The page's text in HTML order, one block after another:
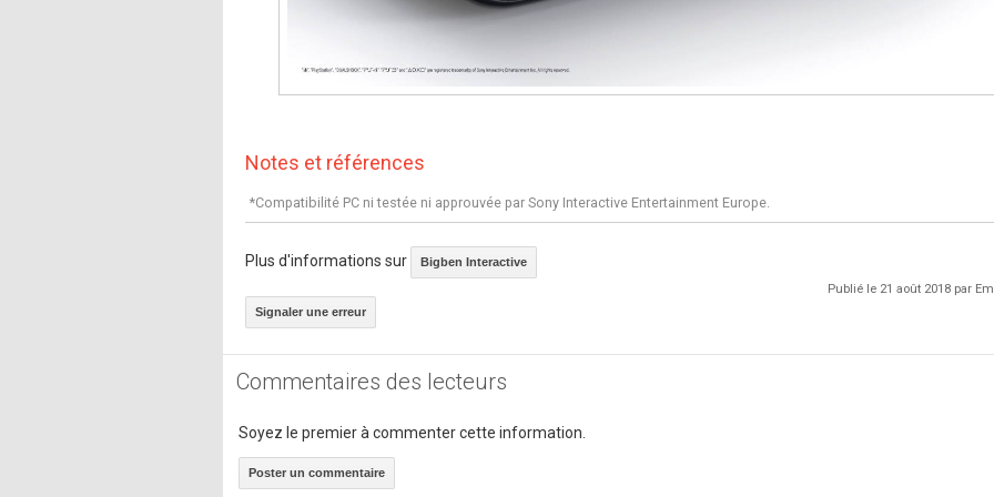
Notes et références
*Compatibilité PC ni testée ni approuvée par Sony Interactive Entertainment Europe.
Plus d'informations sur Bigben Interactive
Publié le 21 août 2018 par
Signaler une erreur
Commentaires des lecteurs
Soyez le premier à commenter cette information.
Poster un commentaire